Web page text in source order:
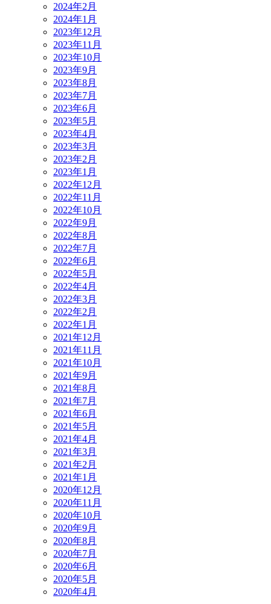
2024年2月
2024年1月
2023年12月
2023年11月
2023年10月
2023年9月
2023年8月
2023年7月
2023年6月
2023年5月
2023年4月
2023年3月
2023年2月
2023年1月
2022年12月
2022年11月
2022年10月
2022年9月
2022年8月
2022年7月
2022年6月
2022年5月
2022年4月
2022年3月
2022年2月
2022年1月
2021年12月
2021年11月
2021年10月
2021年9月
2021年8月
2021年7月
2021年6月
2021年5月
2021年4月
2021年3月
2021年2月
2021年1月
2020年12月
2020年11月
2020年10月
2020年9月
2020年8月
2020年7月
2020年6月
2020年5月
2020年4月